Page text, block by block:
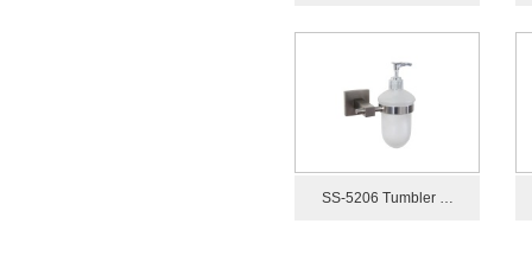
SS-5206 Tumbler …